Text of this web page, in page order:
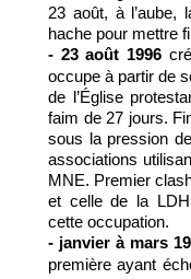
23 août, à l’aube,
hache pour mettre
- 23 août 1996
occupe à partir de
de l’Église
faim de 27 jours.
sous la pression
associations
MNE. Premier
et celle de la LDH
cette occupation.
- janvier à mars
première ayant